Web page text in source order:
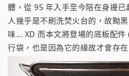
體，從 95 年入手至今陪在身邊已
人幾乎是不刷洗焚火台的，故黝
味... XD 而本文將登場的底板配
行袋，也是因為它的緣故才會存在